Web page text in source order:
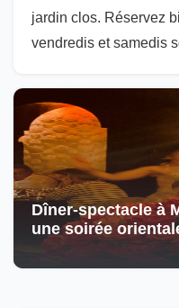
jardin clos. Réservez
vendredis et samedis
Dîner-spectacle à
une soirée